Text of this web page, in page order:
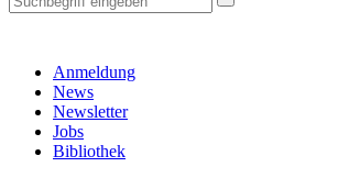
Anmeldung
News
Newsletter
Jobs
Bibliothek